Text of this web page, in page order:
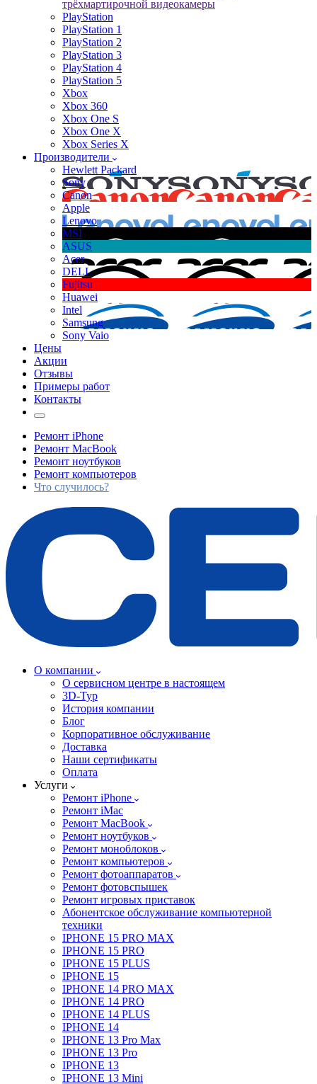
трёхмартирочной видеокамеры
PlayStation
PlayStation 1
PlayStation 2
PlayStation 3
PlayStation 4
PlayStation 5
Xbox
Xbox 360
Xbox One S
Xbox One X
Xbox Series X
Производители
Hewlett Packard
Sony
Canon
Apple
Lenovo
MSI
ASUS
Acer
DELL
Fujitsu
Huawei
Intel
Samsung
Sony Vaio
Цены
Акции
Отзывы
Примеры работ
Контакты
Ремонт iPhone
Ремонт MacBook
Ремонт ноутбуков
Ремонт компьютеров
Что случилось?
О компании
О сервисном центре в настоящем
3D-Тур
История компании
Блог
Корпоративное обслуживание
Доставка
Наши сертификаты
Оплата
Услуги
Ремонт iPhone
Ремонт iMac
Ремонт MacBook
Ремонт ноутбуков
Ремонт моноблоков
Ремонт компьютеров
Ремонт фотоаппаратов
Ремонт фотовспышек
Ремонт игровых приставок
Абонентское обслуживание компьютерной
техники
IPHONE 15 PRO MAX
IPHONE 15 PRO
IPHONE 15 PLUS
IPHONE 15
IPHONE 14 PRO MAX
IPHONE 14 PRO
IPHONE 14 PLUS
IPHONE 14
IPHONE 13 Pro Max
IPHONE 13 Pro
IPHONE 13
IPHONE 13 Mini